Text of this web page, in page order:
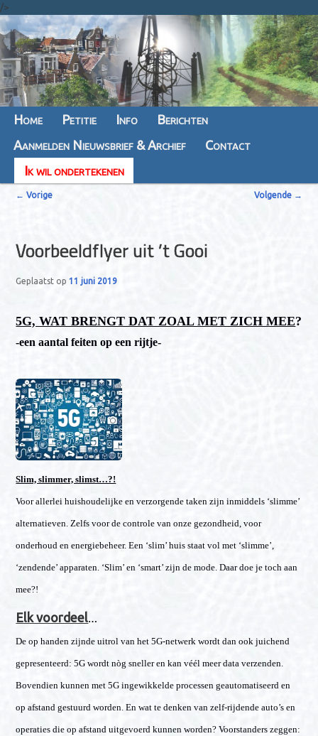
/>
Hoofdmenu
Spring
naar
de
primaire
Spring
naar
de
secundaire
Home Petitie Info
Berichten
Aanmelden Nieuwsbrief & Archief
Contact
Ik wil ondertekenen
B
i
i
g
a
t
← Vorige Volgende →
Voorbeeldflyer uit ’t Gooi
Geplaatst op11 juni 2019
5G, WAT BRENGT DAT ZOAL MET ZICH MEE?
-een aantal feiten op een rijtje-
Slim, slimmer, slimst…?!
Voor allerlei huishoudelijke en verzorgende taken zijn inmiddels ‘slimme’
alternatieven. Zelfs voor de controle van onze gezondheid, voor
onderhoud en energiebeheer. Een ‘slim’ huis staat vol met ‘slimme’,
‘zendende’ apparaten. ‘Slim’ en ‘smart’ zijn de mode. Daar doe je toch aan
mee?!
Elk voordeel…
De op handen zijnde uitrol van het 5G-netwerk wordt dan ook juichend
gepresenteerd: 5G wordt nòg sneller en kan véél meer data verzenden.
Bovendien kunnen met 5G ingewikkelde processen geautomatiseerd en
op afstand gestuurd worden. En wat te denken van zelf-rijdende auto’s en
operaties die op afstand uitgevoerd kunnen worden? Voorstanders zeggen: